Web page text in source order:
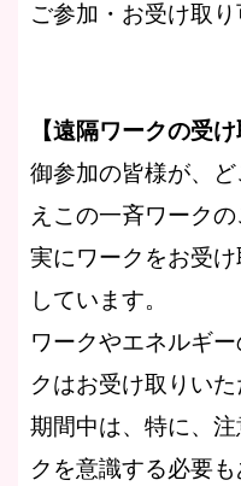
ご参加・お受け取り
【遠隔ワークの受け
御参加の皆様が、
えこの一斉ワーク
実にワークをお受
しています。
ワークやエネルギ
クはお受け取りいた
期間中は、特に、
クを意識する必要